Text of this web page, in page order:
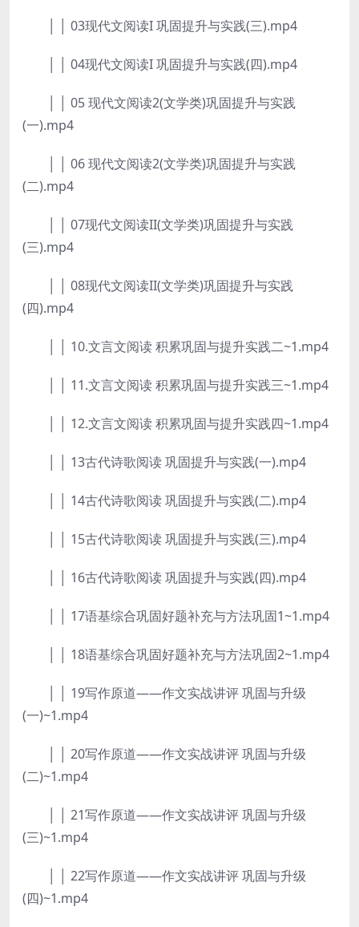
│ │ 03现代文阅读I 巩固提升与实践(三).mp4
│ │ 04现代文阅读I 巩固提升与实践(四).mp4
│ │ 05 现代文阅读2(文学类)巩固提升与实践
(一).mp4
│ │ 06 现代文阅读2(文学类)巩固提升与实践
(二).mp4
│ │ 07现代文阅读II(文学类)巩固提升与实践
(三).mp4
│ │ 08现代文阅读II(文学类)巩固提升与实践
(四).mp4
│ │ 10.文言文阅读 积累巩固与提升实践二~1.mp4
│ │ 11.文言文阅读 积累巩固与提升实践三~1.mp4
│ │ 12.文言文阅读 积累巩固与提升实践四~1.mp4
│ │ 13古代诗歌阅读 巩固提升与实践(一).mp4
│ │ 14古代诗歌阅读 巩固提升与实践(二).mp4
│ │ 15古代诗歌阅读 巩固提升与实践(三).mp4
│ │ 16古代诗歌阅读 巩固提升与实践(四).mp4
│ │ 17语基综合巩固好题补充与方法巩固1~1.mp4
│ │ 18语基综合巩固好题补充与方法巩固2~1.mp4
│ │ 19写作原道——作文实战讲评 巩固与升级
(一)~1.mp4
│ │ 20写作原道——作文实战讲评 巩固与升级
(二)~1.mp4
│ │ 21写作原道——作文实战讲评 巩固与升级
(三)~1.mp4
│ │ 22写作原道——作文实战讲评 巩固与升级
(四)~1.mp4